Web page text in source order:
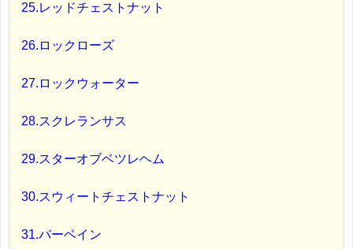
25.レッドチェストナット
26.ロックローズ
27.ロックウォーター
28.スクレランサス
29.スターオブベツレヘム
30.スウィートチェストナット
31.バーベイン